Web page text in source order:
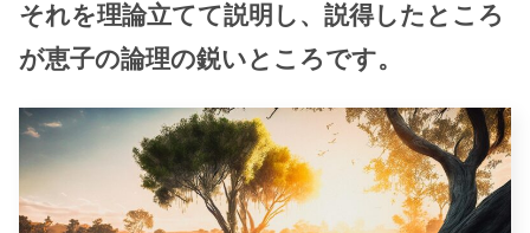
それを理論立てて説明し、説得したところ
が恵子の論理の鋭いところです。